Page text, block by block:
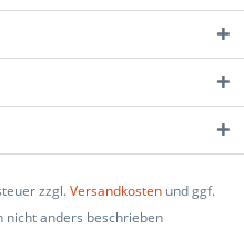
zzgl.Versandkosten und ggf.
nicht anders beschrieben